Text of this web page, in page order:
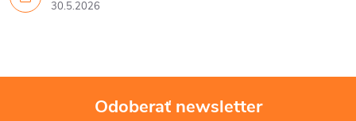
k
v
30.5.2026
Odoberať newsletter